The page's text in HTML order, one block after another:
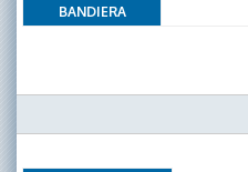
BANDIERA